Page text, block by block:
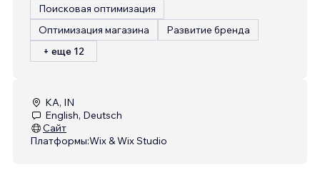
Поисковая оптимизация
Оптимизация магазина
Развитие бренда
+ еще 12
KA, IN
English, Deutsch
Сайт
Платформы:Wix & Wix Studio